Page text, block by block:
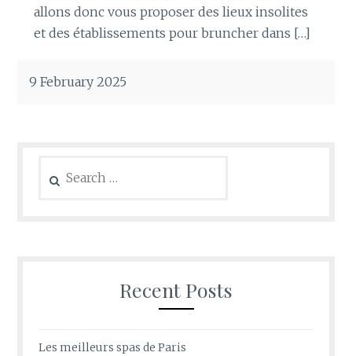
allons donc vous proposer des lieux insolites
et des établissements pour bruncher dans […]
9 February 2025
for:
Recent Posts
Les meilleurs spas de Paris